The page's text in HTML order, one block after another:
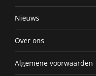
Nieuws
Over ons
Algemene voorwaarden